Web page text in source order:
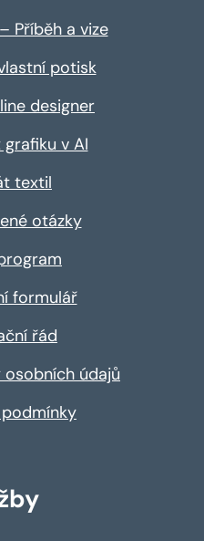
Příběh a vize
potisk
designer
v AI
textil
otázky
formulář
řád
údajů